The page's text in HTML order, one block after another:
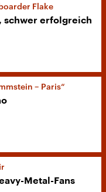
Flake
schwer erfolgreich
– Paris“
Metal-Fans